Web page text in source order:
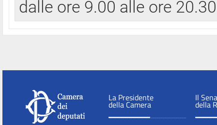
dalle ore 9.00 alle ore
La Presidente
della Camera
Il
della